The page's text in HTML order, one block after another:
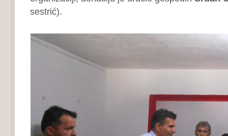
sestrić).